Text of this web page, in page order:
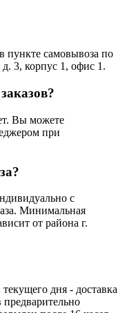
пункте самовывоза по
3, корпус 1, офис 1.
Вы можете
при
с
Минимальная
от района г.
дня - доставка